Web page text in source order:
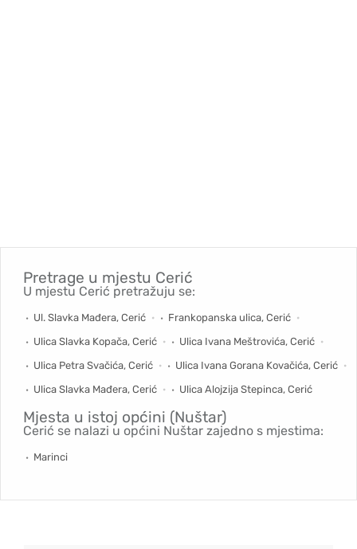
Pretrage u mjestu Cerić
U mjestu Cerić pretražuju se:
Ul. Slavka Mađera, Cerić
Frankopanska ulica, Cerić
Ulica Slavka Kopača, Cerić
Ulica Ivana Meštrovića, Cerić
Ulica Petra Svačića, Cerić
Ulica Ivana Gorana Kovačića, Cerić
Ulica Slavka Mađera, Cerić
Ulica Alojzija Stepinca, Cerić
Mjesta u istoj općini (Nuštar)
Cerić se nalazi u općini Nuštar zajedno s mjestima:
Marinci